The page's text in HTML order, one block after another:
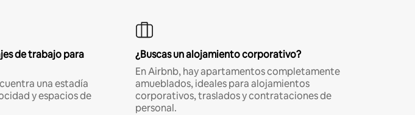
de trabajo para
una estadía
y espacios de
¿Buscas un alojamiento corporativo?
En Airbnb, hay apartamentos completamente
amueblados, ideales para alojamientos
corporativos, traslados y contrataciones de
personal.